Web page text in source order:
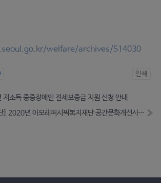
welfare/archives/514030
인쇄
소득 중증장애인 전세보증금 지원 신청 안내
[아모레퍼시픽복지재단] 2020년 아모레퍼시픽복지재단 공간문화개선사업 공고 안내(~4.3) »